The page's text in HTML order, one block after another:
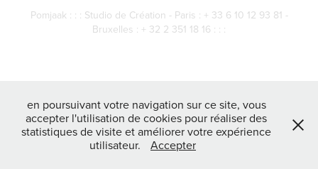
Pomjaak : : : Studio de Création - Paris : + 33 6 10 12 93 81 -
Bruxelles : + 32 2 351 18 16 : : :
en poursuivant votre navigation sur ce site, vous
accepter l'utilisation de cookies pour réaliser des
statistiques de visite et améliorer votre expérience
utilisateur.
Accepter